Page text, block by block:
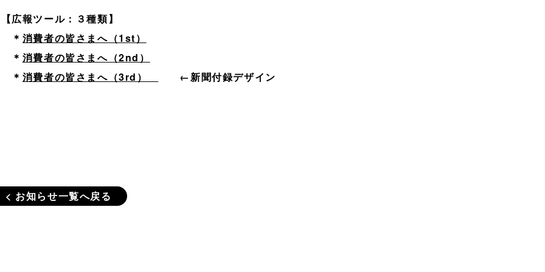
【広報ツール：３種類】
消費者の皆さまへ（1st）
消費者の皆さまへ（2nd）
消費者の皆さまへ（3rd） ←新聞付録デザイン
< お知らせ一覧へ戻る